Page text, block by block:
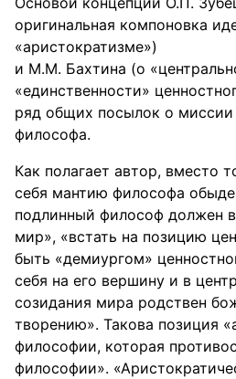
оригинальная компоновка
«аристократизме»)
и М.М. Бахтина (о
«единственности»
ряд общих посылок о миссии
философа.
Как полагает автор, вместо
себя мантию философа
подлинный философ должен
мир», «встать на позицию
быть «демиургом»
себя на его вершину и в
созидания мира родствен
творению». Такова позиция
философии, которая
философии».